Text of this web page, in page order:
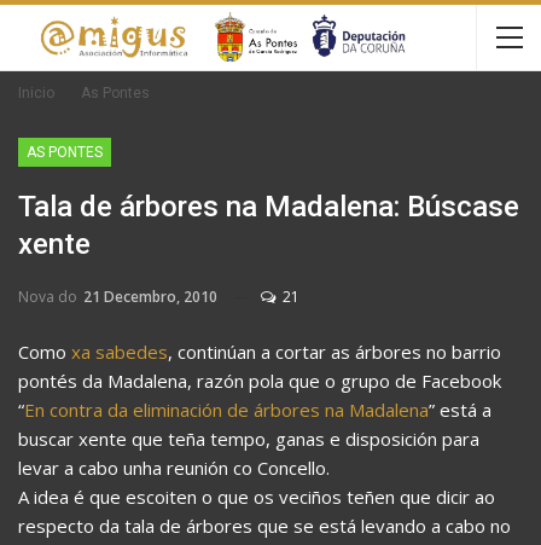
Inicio As Pontes
AS PONTES
Tala de árbores na Madalena: Búscase
xente
Nova do 21 Decembro, 2010 21
Como xa sabedes, continúan a cortar as árbores no barrio
pontés da Madalena, razón pola que o grupo de Facebook
“En contra da eliminación de árbores na Madalena” está a
buscar xente que teña tempo, ganas e disposición para
levar a cabo unha reunión co Concello.
A idea é que escoiten o que os veciños teñen que dicir ao
respecto da tala de árbores que se está levando a cabo no